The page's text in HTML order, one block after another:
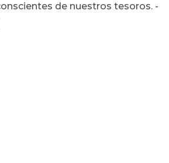
de nuestros tesoros. -